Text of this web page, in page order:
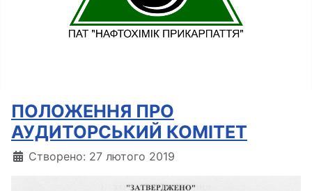
ПОЛОЖЕННЯ ПРО
АУДИТОРСЬКИЙ КОМІТЕТ
Деталі
Створено: 27 лютого 2019